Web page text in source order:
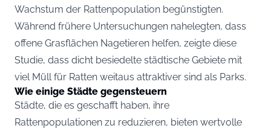
Wachstum der Rattenpopulation begünstigten.
Während frühere Untersuchungen nahelegten, dass
offene Grasflächen Nagetieren helfen, zeigte diese
Studie, dass dicht besiedelte städtische Gebiete mit
viel Müll für Ratten weitaus attraktiver sind als Parks.
Wie einige Städte gegensteuern
Städte, die es geschafft haben, ihre
Rattenpopulationen zu reduzieren, bieten wertvolle